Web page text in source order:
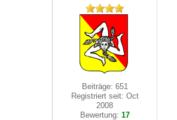
Beiträge: 651
Registriert seit: Oct
2008
Bewertung: 17